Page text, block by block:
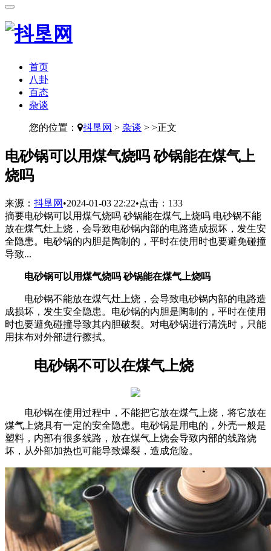
首页
八卦
百态
杂谈
您的位置： 抖垦网 > 杂谈 > >正文
​电砂锅可以用煤气烧吗 砂锅能在煤气上
烧吗
来源： 抖垦网 •2024-01-03 22:22•点击： 133
摘要电砂锅可以用煤气烧吗 砂锅能在煤气上烧吗 电砂锅不能
放在煤气灶上烧，会导致电砂锅内部的电路造成损坏，发生安
全隐患。电砂锅的内胆是陶制的，平时在使用时也要避免碰撞
导致...
电砂锅可以用煤气烧吗 砂锅能在煤气上烧吗
电砂锅不能放在煤气灶上烧，会导致电砂锅内部的电路造
成损坏，发生安全隐患。电砂锅的内胆是陶制的，平时在使用
时也要避免碰撞导致其内胆破裂。对电砂锅进行清洗时，只能
用抹布对外部进行擦拭。
电砂锅不可以在煤气上烧
电砂锅在使用过程中，不能把它放在煤气上烧，将它放在
煤气上烧具有一定的安全隐患。电砂锅是用电的，外壳一般是
塑料，内部有很多线路，放在煤气上烧会导致内部的线路烧
坏，从外部加热也可能导致爆裂，造成危险。